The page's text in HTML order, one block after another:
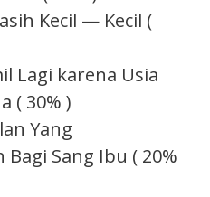
Kecil — Kecil (
Lagi karena Usia
( 30% )
Yang
Sang Ibu ( 20%